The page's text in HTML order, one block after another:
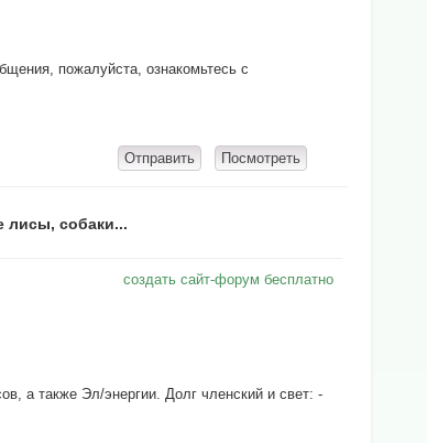
пожалуйста, ознакомьтесь с
собаки...
создать сайт-форум бесплатно
а также Эл/энергии. Долг членский и свет: -